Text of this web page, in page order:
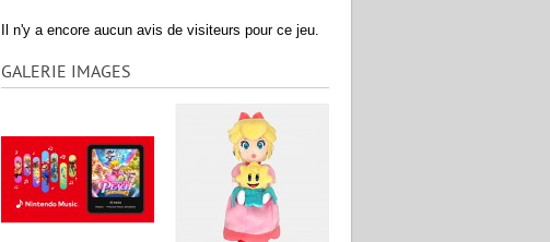
Il n'y a encore aucun avis de visiteurs pour ce jeu.
GALERIE IMAGES